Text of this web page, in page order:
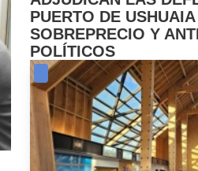
PUERTO DE
SOBREPRECIO Y
POLÍTICOS